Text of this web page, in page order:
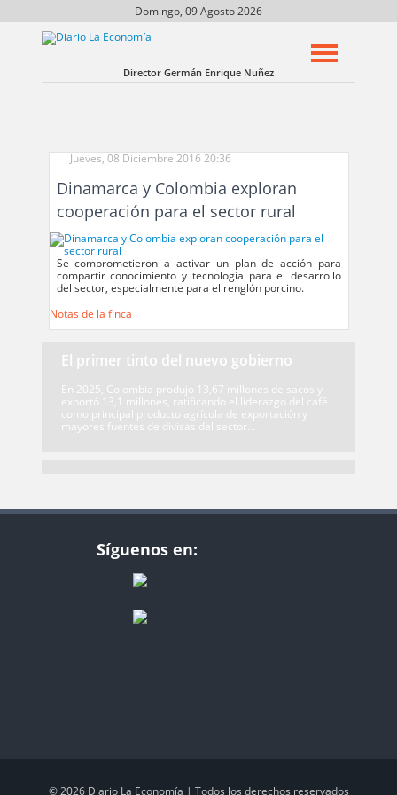
Domingo, 09 Agosto 2026
Director Germán Enrique Nuñez
Jueves, 08 Diciembre 2016 20:36
Dinamarca y Colombia exploran
cooperación para el sector rural
Se comprometieron a activar un plan de acción para
compartir conocimiento y tecnología para el desarrollo
del sector, especialmente para el renglón porcino.
Notas de la finca
El primer tinto del nuevo gobierno
En 2025, Colombia produjo 13,67 millones de sacos y
exportó 13,1 millones, ratificando el liderazgo del café
como principal producto agrícola de exportación y
mayores fuentes de divisas del sector...
Síguenos en:
© 2026 Diario La Economía | Todos los derechos reservados